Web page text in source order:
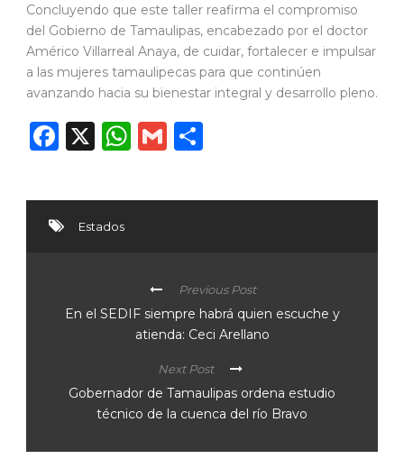
Concluyendo que este taller reafirma el compromiso
del Gobierno de Tamaulipas, encabezado por el doctor
Américo Villarreal Anaya, de cuidar, fortalecer e impulsar
a las mujeres tamaulipecas para que continúen
avanzando hacia su bienestar integral y desarrollo pleno.
Facebook
X WhatsApp
Gmail
Estados
Previous Post
En el SEDIF siempre habrá quien escuche y
atienda: Ceci Arellano
Next Post
Gobernador de Tamaulipas ordena estudio
técnico de la cuenca del río Bravo